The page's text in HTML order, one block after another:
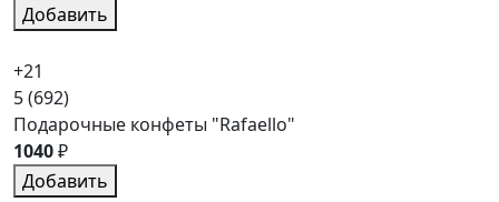
Добавить
+21
5(692)
Подарочные конфеты "Rafaello"
1040₽
Добавить